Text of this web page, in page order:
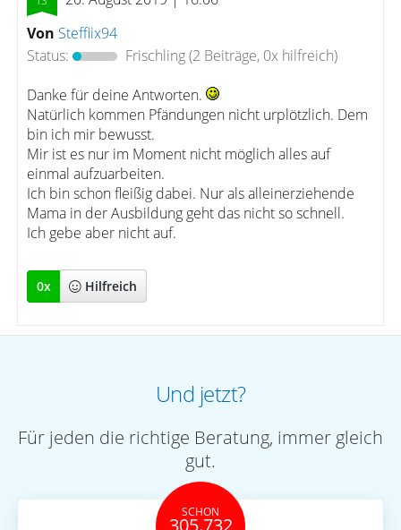
Von Steffiix94
Status:
Frischling(2 Beiträge, 0x hilfreich)
Danke für deine Antworten.
Natürlich kommen Pfändungen nicht urplötzlich. Dem
bin ich mir bewusst.
Mir ist es nur im Moment nicht möglich alles auf
einmal aufzuarbeiten.
Ich bin schon fleißig dabei. Nur als alleinerziehende
Mama in der Ausbildung geht das nicht so schnell.
Ich gebe aber nicht auf.
0x Hilfreich
Und jetzt?
Für jeden die richtige Beratung, immer gleich
gut.
SCHON
305.732